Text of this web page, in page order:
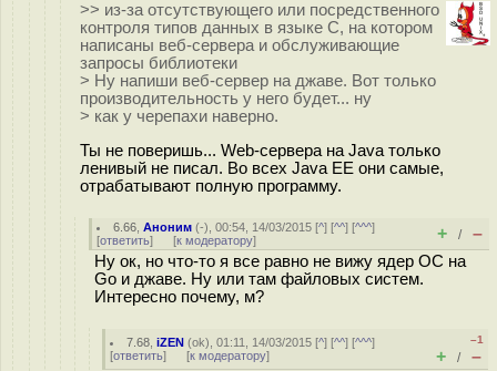
>> из-за отсутствующего или посредственного
контроля типов данных в языке C, на котором
написаны веб-сервера и обслуживающие
запросы библиотеки
> Ну напиши веб-сервер на джаве. Вот только
производительность у него будет... ну
> как у черепахи наверно.
Ты не поверишь... Web-сервера на Java только
ленивый не писал. Во всех Java EE они самые,
отрабатывают полную программу.
6.66 ,Аноним (-), 00:54, 14/03/2015 [^] [^^] [^^^]
[ответить] [к модератору] + / –
Ну ок, но что-то я все равно не вижу ядер ОС на
Go и джаве. Ну или там файловых систем.
Интересно почему, м?
7.68 ,iZEN (ok), 01:11, 14/03/2015 [^] [^^] [^^^]
[ответить] [к модератору]
–1
+ / –